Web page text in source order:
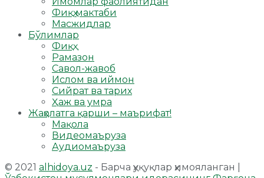
Фиқҳ мактаби
Масжидлар
Бўлимлар
Фиқҳ
Рамазон
Савол-жавоб
Ислом ва иймон
Сийрат ва тарих
Ҳаж ва умра
Жаҳолатга қарши – маърифат!
Мақола
Видеомаъруза
Аудиомаъруза
© 2021 alhidoya.uz - Барча ҳуқуқлар ҳимояланган |